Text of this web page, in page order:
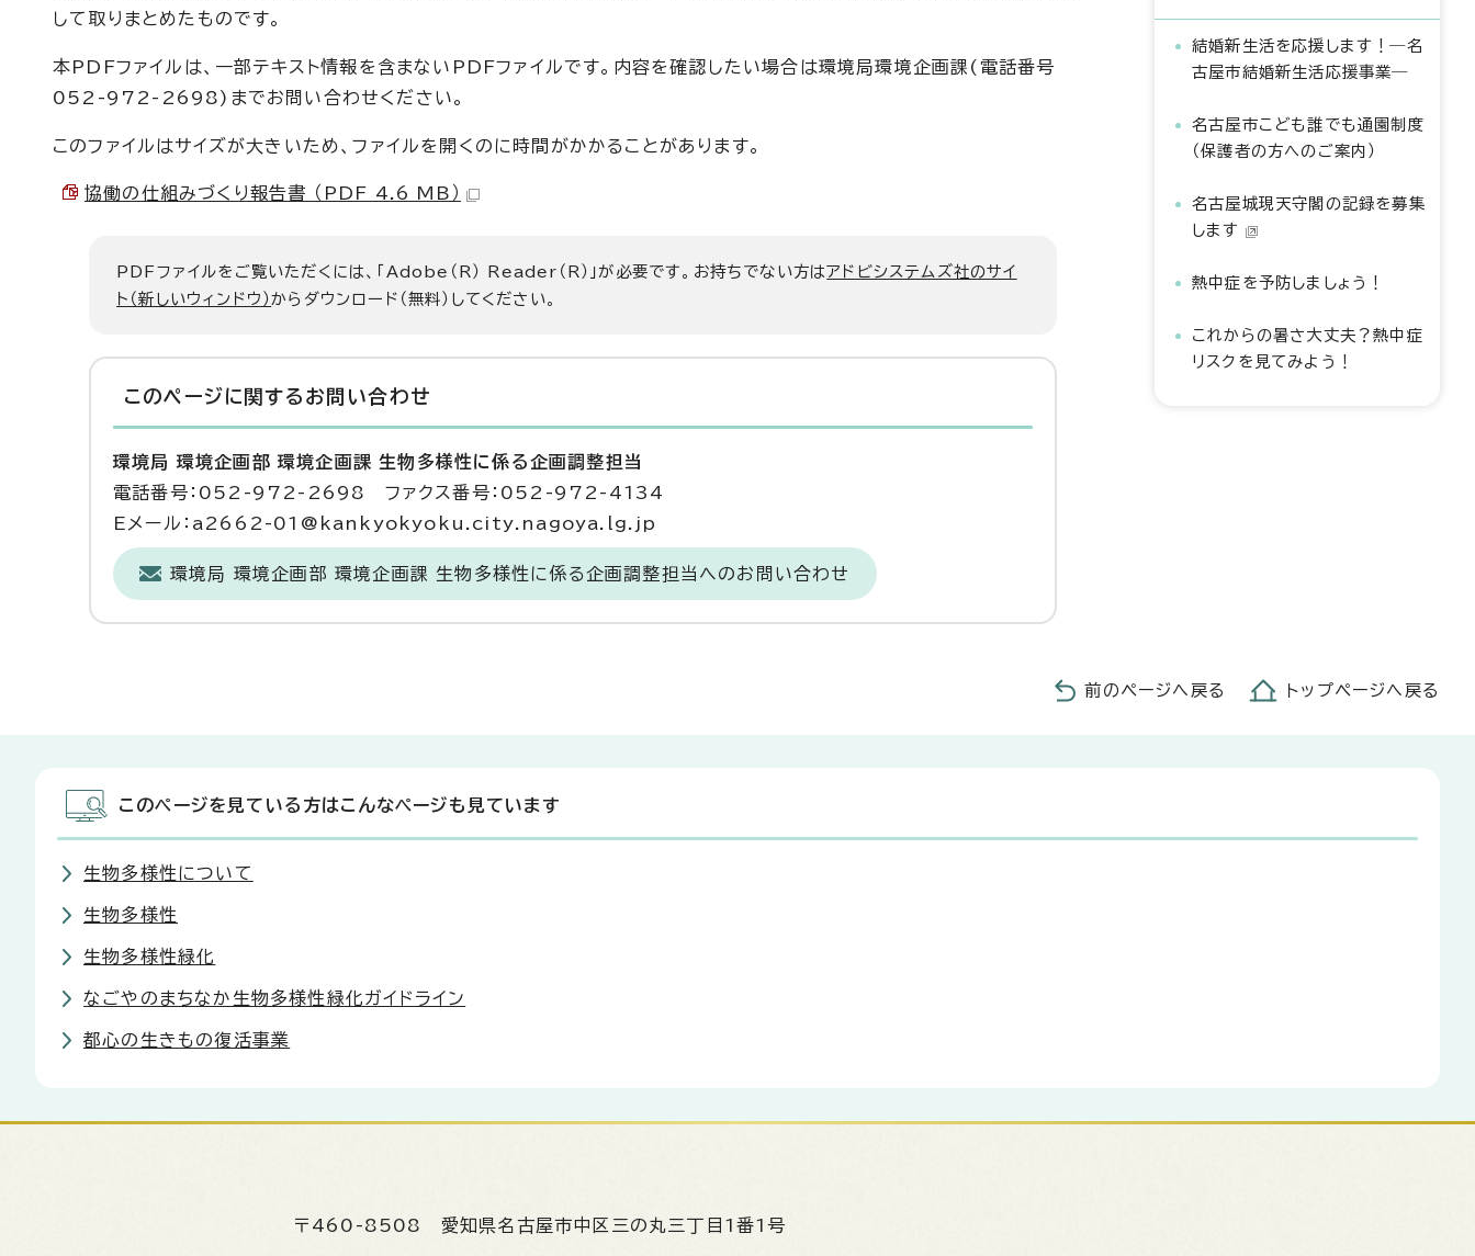
して取りまとめたものです。
本PDFファイルは、一部テキスト情報を含まないPDFファイルです。内容を確認したい場合は環境局環境企画課(電話番号
052-972-2698)までお問い合わせください。
このファイルはサイズが大きいため、ファイルを開くのに時間がかかることがあります。
協働の仕組みづくり報告書 （PDF 4.6 MB）
PDFファイルをご覧いただくには、「Adobe（R） Reader（R）」が必要です。お持ちでない方はアドビシステムズ社のサイ
ト（新しいウィンドウ）からダウンロード（無料）してください。
このページに関する お問い合わせ
環境局 環境企画部 環境企画課 生物多様性に係る企画調整担当
電話番号：052-972-2698 ファクス番号：052-972-4134
Eメール：a2662-01@kankyokyoku.city.nagoya.lg.jp
環境局 環境企画部 環境企画課 生物多様性に係る企画調整担当へのお問い合わせ
結婚新生活を応援します！―名
古屋市結婚新生活応援事業―
名古屋市こども誰でも通園制度
（保護者の方へのご案内）
名古屋城現天守閣の記録を募集
します
熱中症を予防しましょう！
これからの暑さ大丈夫？熱中症
リスクを見てみよう！
前のページへ戻る トップページへ戻る
このページを見ている方はこんなページも見ています
生物多様性について
生物多様性
生物多様性緑化
なごやのまちなか生物多様性緑化ガイドライン
都心の生きもの復活事業
〒460-8508 愛知県名古屋市中区三の丸三丁目1番1号